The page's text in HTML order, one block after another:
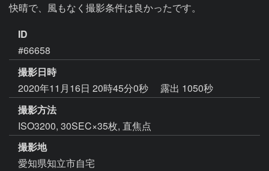
快晴で、風もなく撮影条件は良かったです。
ID
#66658
撮影日時
2020年11月16日 20時45分0秒
露出 1050秒
撮影方法
ISO3200, 30SEC×35枚, 直焦点
撮影地
愛知県知立市自宅